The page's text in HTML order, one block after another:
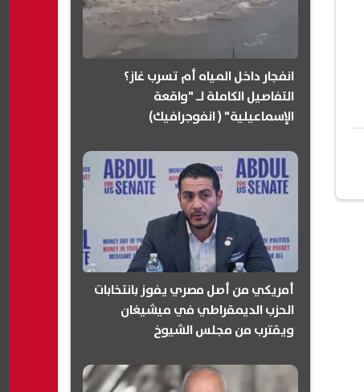
انفجار داخل المياه أم تسرب غاز؟
التفاصيل الكاملة لـ "واقعة
الإسماعيلية" ( انفوجرافيك)
أمريكي من أصل مصري يفوز بانتخابات
الحزب الديمقراطي في ميشيغان
ويقترب من مجلس الشيوخ